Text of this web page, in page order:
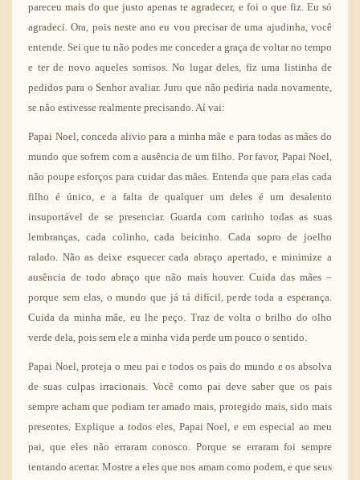
pareceu mais do que justo apenas te agradecer, e foi o que fiz. Eu só
agradeci. Ora, pois neste ano eu vou precisar de uma ajudinha, você
entende. Sei que tu não podes me conceder a graça de voltar no tempo
e ter de novo aqueles sorrisos. No lugar deles, fiz uma listinha de
pedidos para o Senhor avaliar. Juro que não pediria nada novamente,
se não estivesse realmente precisando. Aí vai:
Papai Noel, conceda alivio para a minha mãe e para todas as mães do
mundo que sofrem com a ausência de um filho. Por favor, Papai Noel,
não poupe esforços para cuidar das mães. Entenda que para elas cada
filho é único, e a falta de qualquer um deles é um desalento
insuportável de se presenciar. Guarda com carinho todas as suas
lembranças, cada colinho, cada beicinho. Cada sopro de joelho
ralado. Não as deixe esquecer cada abraço apertado, e minimize a
ausência de todo abraço que não mais houver. Cuida das mães –
porque sem elas, o mundo que já tá difícil, perde toda a esperança.
Cuida da minha mãe, eu lhe peço. Traz de volta o brilho do olho
verde dela, pois sem ele a minha vida perde um pouco o sentido.
Papai Noel, proteja o meu pai e todos os pais do mundo e os absolva
de suas culpas irracionais. Você como pai deve saber que os pais
sempre acham que podiam ter amado mais, protegido mais, sido mais
presentes. Explique a todos eles, Papai Noel, e em especial ao meu
pai, que eles não erraram conosco. Porque se erraram foi sempre
tentando acertar. Mostre a eles que nos amam como podem, e que seus